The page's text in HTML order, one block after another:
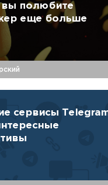
полюбите
еще больше
сервисы